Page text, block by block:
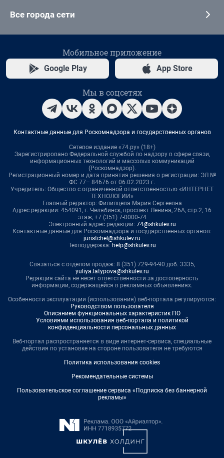
Все города сети
Мобильное приложение
Google Play App Store
Мы в соцсетях
Контактные данные для Роскомнадзора и государственных органов
Сетевое издание «74.ру» (18+)
Зарегистрировано Федеральной службой по надзору в сфере связи,
информационных технологий и массовых коммуникаций
(Роскомнадзор).
Регистрационный номер и дата принятия решения о регистрации: ЭЛ №
ФС 77– 84676 от 06.02.2023 г.
Учредитель: Общество с ограниченной ответственностью «ИНТЕРНЕТ
ТЕХНОЛОГИИ»
Главный редактор: Филипцева Мария Сергеевна
Адрес редакции: 454091, г. Челябинск, проспект Ленина, 26А, стр.2, 16
этаж, +7 (351) 7-0000-74
Электронный адрес редакции: 74@shkulev.ru
Контактные данные для Роскомнадзора и государственных органов:
juristchel@shkulev.ru
Техподдержка: help@shkulev.ru
Связаться с отделом продаж: 8 (351) 729-94-90 доб. 3335,
yuliya.latypova@shkulev.ru
Редакция сайта не несет ответственности за достоверность
информации, содержащейся в рекламных объявлениях.
Особенности эксплуатации (использования) веб-портала регулируются:
Руководством пользователя
Описанием функциональных характеристик ПО
Условиями использования веб-портала и политикой
конфиденциальности персональных данных
Веб-портал распространяется в виде интернет-сервиса, специальные
действия по установке на стороне пользователя не требуются
Политика использования cookies
Рекомендательные системы
Пользовательское соглашение сервиса «Подписка без баннерной
рекламы»